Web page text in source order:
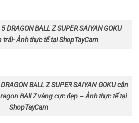
DRAGON BALL Z SUPER SAIYAN GOKU
trái- Ảnh thực tế tại ShopTayCam
BALL Z SUPER SAIYAN GOKU cận
BAll Z vàng cực đẹp – Ảnh thực tế tại
ShopTayCam